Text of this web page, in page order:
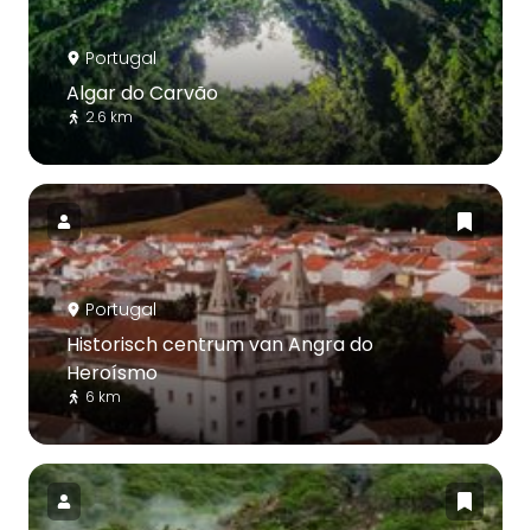
Portugal
Algar do Carvão
2.6 km
Portugal
Historisch centrum van Angra do
Heroísmo
6 km